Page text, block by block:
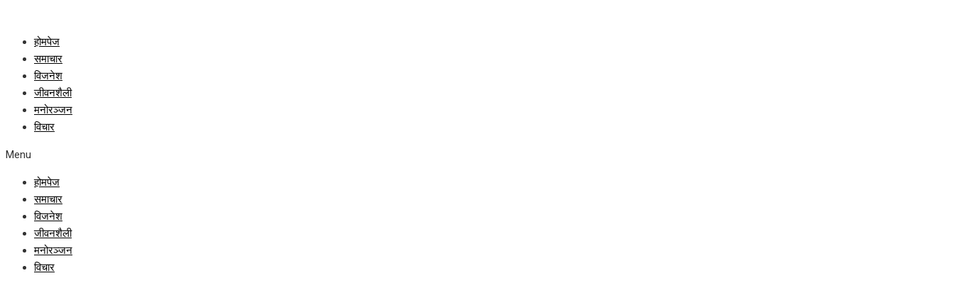
होमपेज
समाचार
विजनेश
जीवनशैली
मनोरञ्जन
विचार
Menu
होमपेज
समाचार
विजनेश
जीवनशैली
मनोरञ्जन
विचार